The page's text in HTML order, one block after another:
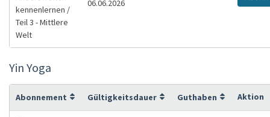
kennenlernen /
Teil 3 - Mittlere
Welt
06.06.2026
Yin Yoga
Abonnement Gültigkeitsdauer Guthaben Aktion